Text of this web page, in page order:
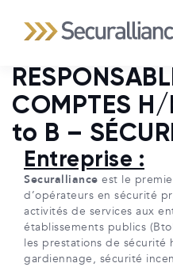
COMPTES H/
to B –
Entreprise :
Securalliance est le
d’opérateurs en sécurité
activités de services aux
établissements publics
les prestations de sécurité
gardiennage, sécurité